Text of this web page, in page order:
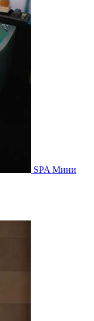
SPA Мини